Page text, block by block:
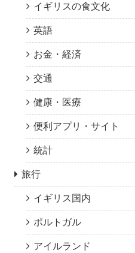
イギリスの食文化
英語
お金・経済
交通
健康・医療
便利アプリ・サイト
統計
旅行
イギリス国内
ポルトガル
アイルランド